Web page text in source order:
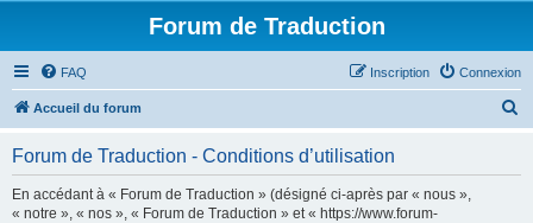
Forum de Traduction
FAQ Connexion
Inscription
Accueil du forum
Forum de Traduction - Conditions d’utilisation
En accédant à « Forum de Traduction » (désigné ci-après par « nous »,
« notre », « nos », « Forum de Traduction » et « https://www.forum-